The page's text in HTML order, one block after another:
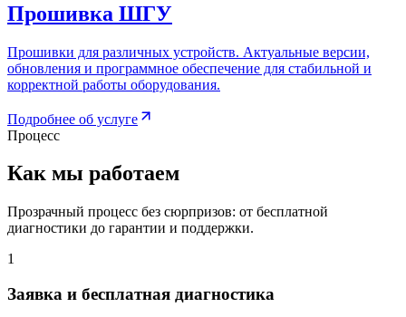
Прошивка ШГУ
Прошивки для различных устройств. Актуальные версии,
обновления и программное обеспечение для стабильной и
корректной работы оборудования.
Подробнее об услуге
Процесс
Как мы работаем
Прозрачный процесс без сюрпризов: от бесплатной
диагностики до гарантии и поддержки.
1
Заявка и бесплатная диагностика